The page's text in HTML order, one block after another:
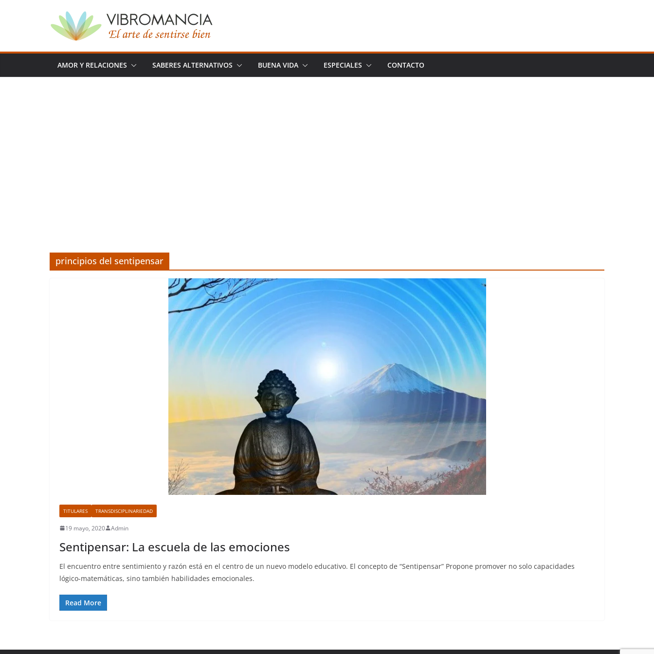
AMOR Y RELACIONES SABERES ALTERNATIVOS BUENA VIDA ESPECIALES CONTACTO
principios del sentipensar
TITULARES TRANSDISCIPLINARIEDAD
19 mayo, 2020 Admin
Sentipensar: La escuela de las emociones
El encuentro entre sentimiento y razón está en el centro de un nuevo modelo educativo. El concepto de “Sentipensar” Propone promover no solo capacidades
lógico-matemáticas, sino también habilidades emocionales.
Read More